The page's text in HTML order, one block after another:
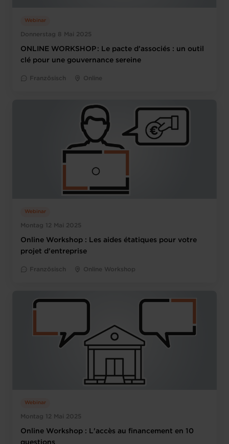
Donnerstag 8 Mai 2025
Webinar
ONLINE WORKSHOP : Le pacte d’associés : un outil
clé pour une gouvernance sereine
Französisch Online
Montag 12 Mai 2025
Webinar
Online Workshop : Les aides étatiques pour votre
projet d'entreprise
Französisch Online Workshop
Montag 12 Mai 2025
Webinar
Online Workshop : L'accès au financement en 10
questions